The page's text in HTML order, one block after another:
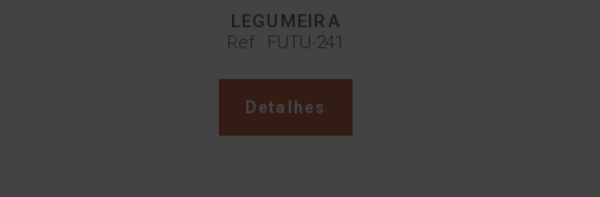
LEGUMEIRA
Ref.: FUTU-241
Detalhes